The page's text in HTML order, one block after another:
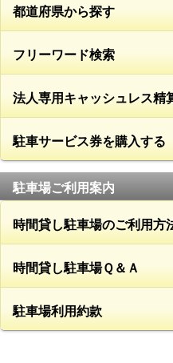
都道府県から探す
フリーワード検索
法人専用キャッシュレス精
駐車サービス券を購入する
駐車場ご利用案内
時間貸し駐車場のご利用方
時間貸し駐車場Ｑ＆Ａ
駐車場利用約款